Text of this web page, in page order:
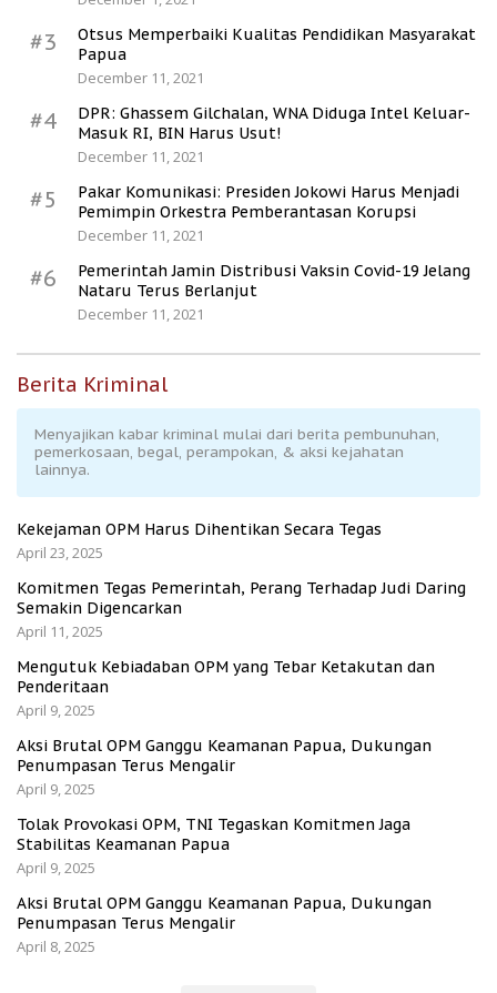
#3
Otsus Memperbaiki Kualitas Pendidikan Masyarakat
Papua
December 11, 2021
#4
DPR: Ghassem Gilchalan, WNA Diduga Intel Keluar-
Masuk RI, BIN Harus Usut!
December 11, 2021
#5
Pakar Komunikasi: Presiden Jokowi Harus Menjadi
Pemimpin Orkestra Pemberantasan Korupsi
December 11, 2021
#6
Pemerintah Jamin Distribusi Vaksin Covid-19 Jelang
Nataru Terus Berlanjut
December 11, 2021
Berita Kriminal
Menyajikan kabar kriminal mulai dari berita pembunuhan,
pemerkosaan, begal, perampokan, & aksi kejahatan
lainnya.
Kekejaman OPM Harus Dihentikan Secara Tegas
April 23, 2025
Komitmen Tegas Pemerintah, Perang Terhadap Judi Daring
Semakin Digencarkan
April 11, 2025
Mengutuk Kebiadaban OPM yang Tebar Ketakutan dan
Penderitaan
April 9, 2025
Aksi Brutal OPM Ganggu Keamanan Papua, Dukungan
Penumpasan Terus Mengalir
April 9, 2025
Tolak Provokasi OPM, TNI Tegaskan Komitmen Jaga
Stabilitas Keamanan Papua
April 9, 2025
Aksi Brutal OPM Ganggu Keamanan Papua, Dukungan
Penumpasan Terus Mengalir
April 8, 2025